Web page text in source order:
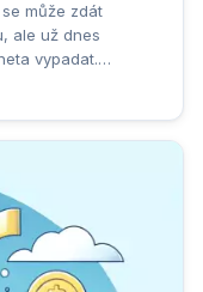
se může zdát
ale už dnes
vypadat.
a čistější,